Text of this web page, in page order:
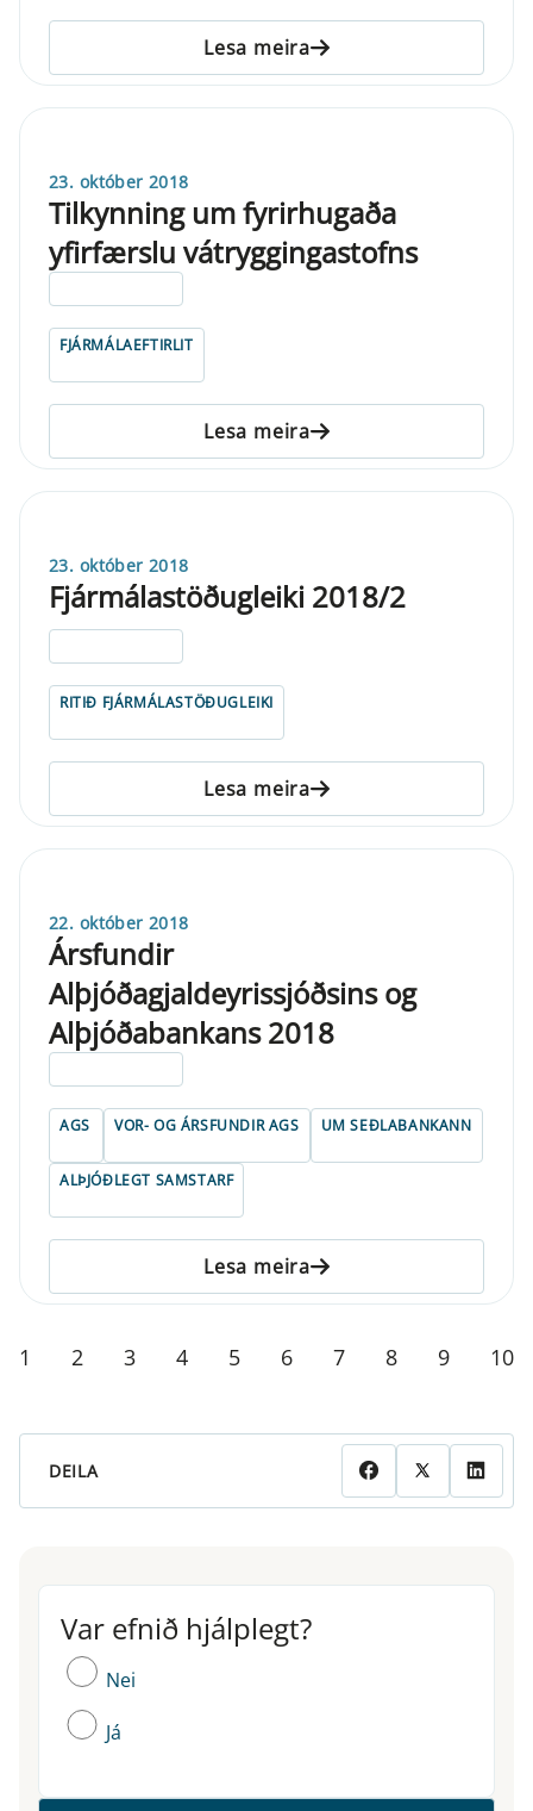
Lesa meira
23. október 2018
Tilkynning um fyrirhugaða
yfirfærslu vátryggingastofns
FJÁRMÁLAEFTIRLIT
Lesa meira
23. október 2018
Fjármálastöðugleiki 2018/2
RITIÐ FJÁRMÁLASTÖÐUGLEIKI
Lesa meira
22. október 2018
Ársfundir
Alþjóðagjaldeyrissjóðsins og
Alþjóðabankans 2018
AGS VOR- OG ÁRSFUNDIR AGS UM SEÐLABANKANN
ALÞJÓÐLEGT SAMSTARF
Lesa meira
1 2 3 4 5 6 7 8 9 10
DEILA
Var efnið hjálplegt?
Var efnið hjálplegt?
Nei
Já